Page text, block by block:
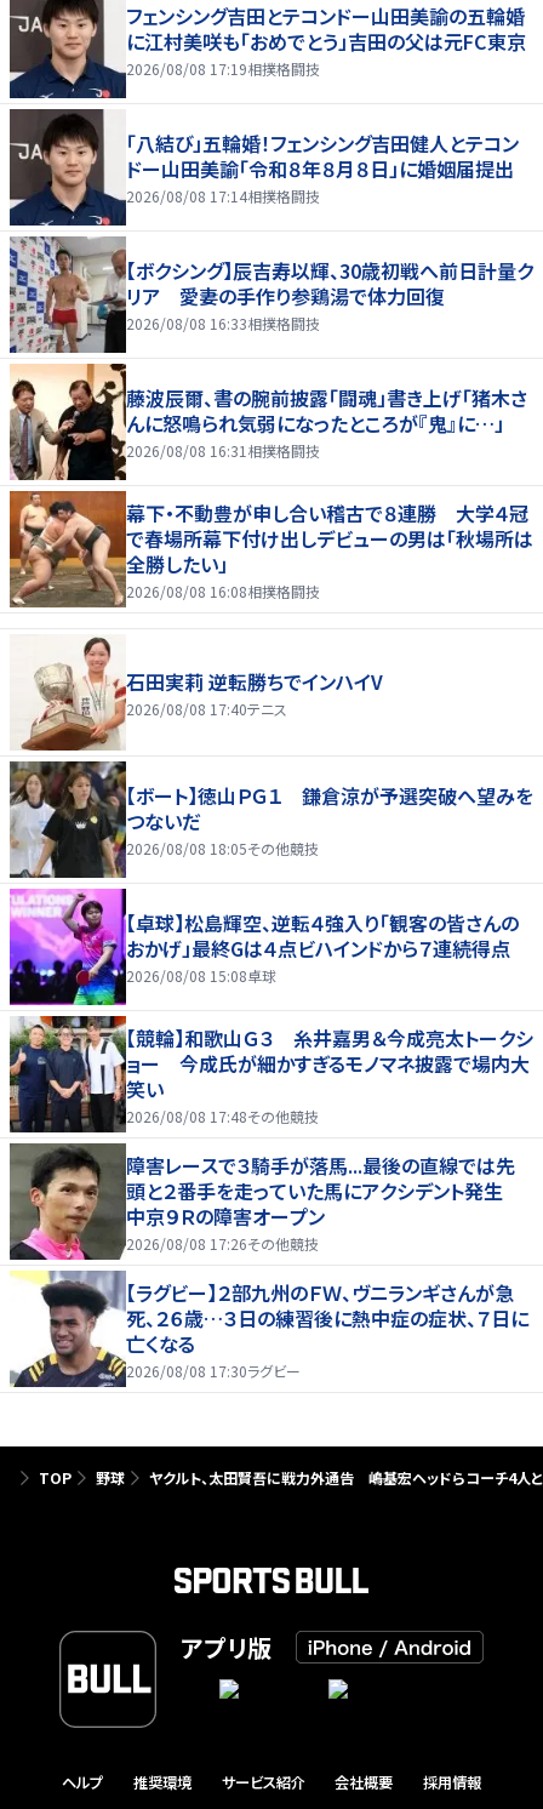
フェンシング吉田とテコンドー山田美諭の五輪婚
に江村美咲も「おめでとう」吉田の父は元FC東京
2026/08/08 17:19相撲格闘技
「八結び」五輪婚！フェンシング吉田健人とテコン
ドー山田美諭「令和８年８月８日」に婚姻届提出
2026/08/08 17:14相撲格闘技
【ボクシング】辰吉寿以輝、30歳初戦へ前日計量ク
リア 愛妻の手作り参鶏湯で体力回復
2026/08/08 16:33相撲格闘技
藤波辰爾、書の腕前披露「闘魂」書き上げ「猪木さ
んに怒鳴られ気弱になったところが『鬼』に…」
2026/08/08 16:31 相撲格闘技
幕下・不動豊が申し合い稽古で８連勝 大学４冠
で春場所幕下付け出しデビューの男は「秋場所は
全勝したい」
2026/08/08 16:08相撲格闘技
石田実莉 逆転勝ちでインハイV
2026/08/08 17:40テニス
【ボート】徳山ＰＧ１ 鎌倉涼が予選突破へ望みを
つないだ
2026/08/08 18:05その他競技
【卓球】松島輝空、逆転４強入り「観客の皆さんの
おかげ」最終Gは４点ビハインドから７連続得点
2026/08/08 15:08卓球
【競輪】和歌山Ｇ３ 糸井嘉男＆今成亮太トークシ
ョー 今成氏が細かすぎるモノマネ披露で場内大
笑い
2026/08/08 17:48その他競技
障害レースで３騎手が落馬...最後の直線では先
頭と２番手を走っていた馬にアクシデント発生
中京９Ｒの障害オープン
2026/08/08 17:26その他競技
【ラグビー】２部九州のＦＷ、ヴニランギさんが急
死、２６歳…３日の練習後に熱中症の症状、７日に
亡くなる
2026/08/08 17:30ラグビー
TOP 野球 ヤクルト、太田賢吾に戦力外通告 嶋基宏ヘッドらコーチ4人
アプリ版
ヘルプ 推奨環境 サービス紹介 会社概要
採用情報